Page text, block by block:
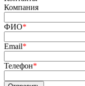
Компания
ФИО*
Email*
Телефон*